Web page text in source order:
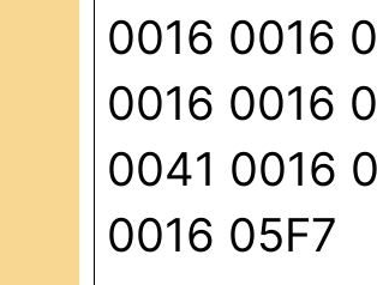
0016 0016
0016 0016
0041 0016
0016 05F7